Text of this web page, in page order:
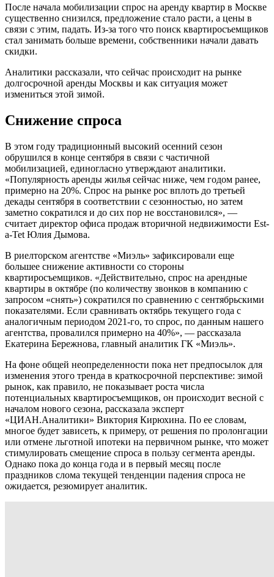
После начала мобилизации спрос на аренду квартир в Москве
существенно снизился, предложение стало расти, а цены в
связи с этим, падать. Из-за того что поиск квартиросъемщиков
стал занимать больше времени, собственники начали давать
скидки.
Аналитики рассказали, что сейчас происходит на рынке
долгосрочной аренды Москвы и как ситуация может
измениться этой зимой.
Снижение спроса
В этом году традиционный высокий осенний сезон
обрушился в конце сентября в связи с частичной
мобилизацией, единогласно утверждают аналитики.
«Популярность аренды жилья сейчас ниже, чем годом ранее,
примерно на 20%. Спрос на рынке рос вплоть до третьей
декады сентября в соответствии с сезонностью, но затем
заметно сократился и до сих пор не восстановился», —
считает директор офиса продаж вторичной недвижимости Est-
a-Tet Юлия Дымова.
В риелторском агентстве «Миэль» зафиксировали еще
большее снижение активности со стороны
квартиросъемщиков. «Действительно, спрос на арендные
квартиры в октябре (по количеству звонков в компанию с
запросом «снять») сократился по сравнению с сентябрьскими
показателями. Если сравнивать октябрь текущего года с
аналогичным периодом 2021-го, то спрос, по данным нашего
агентства, провалился примерно на 40%», — рассказала
Екатерина Бережнова, главный аналитик ГК «Миэль».
На фоне общей неопределенности пока нет предпосылок для
изменения этого тренда в краткосрочной перспективе: зимой
рынок, как правило, не показывает роста числа
потенциальных квартиросъемщиков, он происходит весной с
началом нового сезона, рассказала эксперт
«ЦИАН.Аналитики» Виктория Кирюхина. По ее словам,
многое будет зависеть, к примеру, от решения по пролонгации
или отмене льготной ипотеки на первичном рынке, что может
стимулировать смещение спроса в пользу сегмента аренды.
Однако пока до конца года и в первый месяц после
праздников слома текущей тенденции падения спроса не
ожидается, резюмирует аналитик.